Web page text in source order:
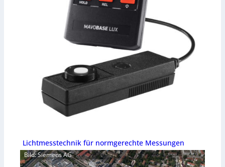
Lichtmesstechnik für normgerechte Messungen
Bild: Siemens AG